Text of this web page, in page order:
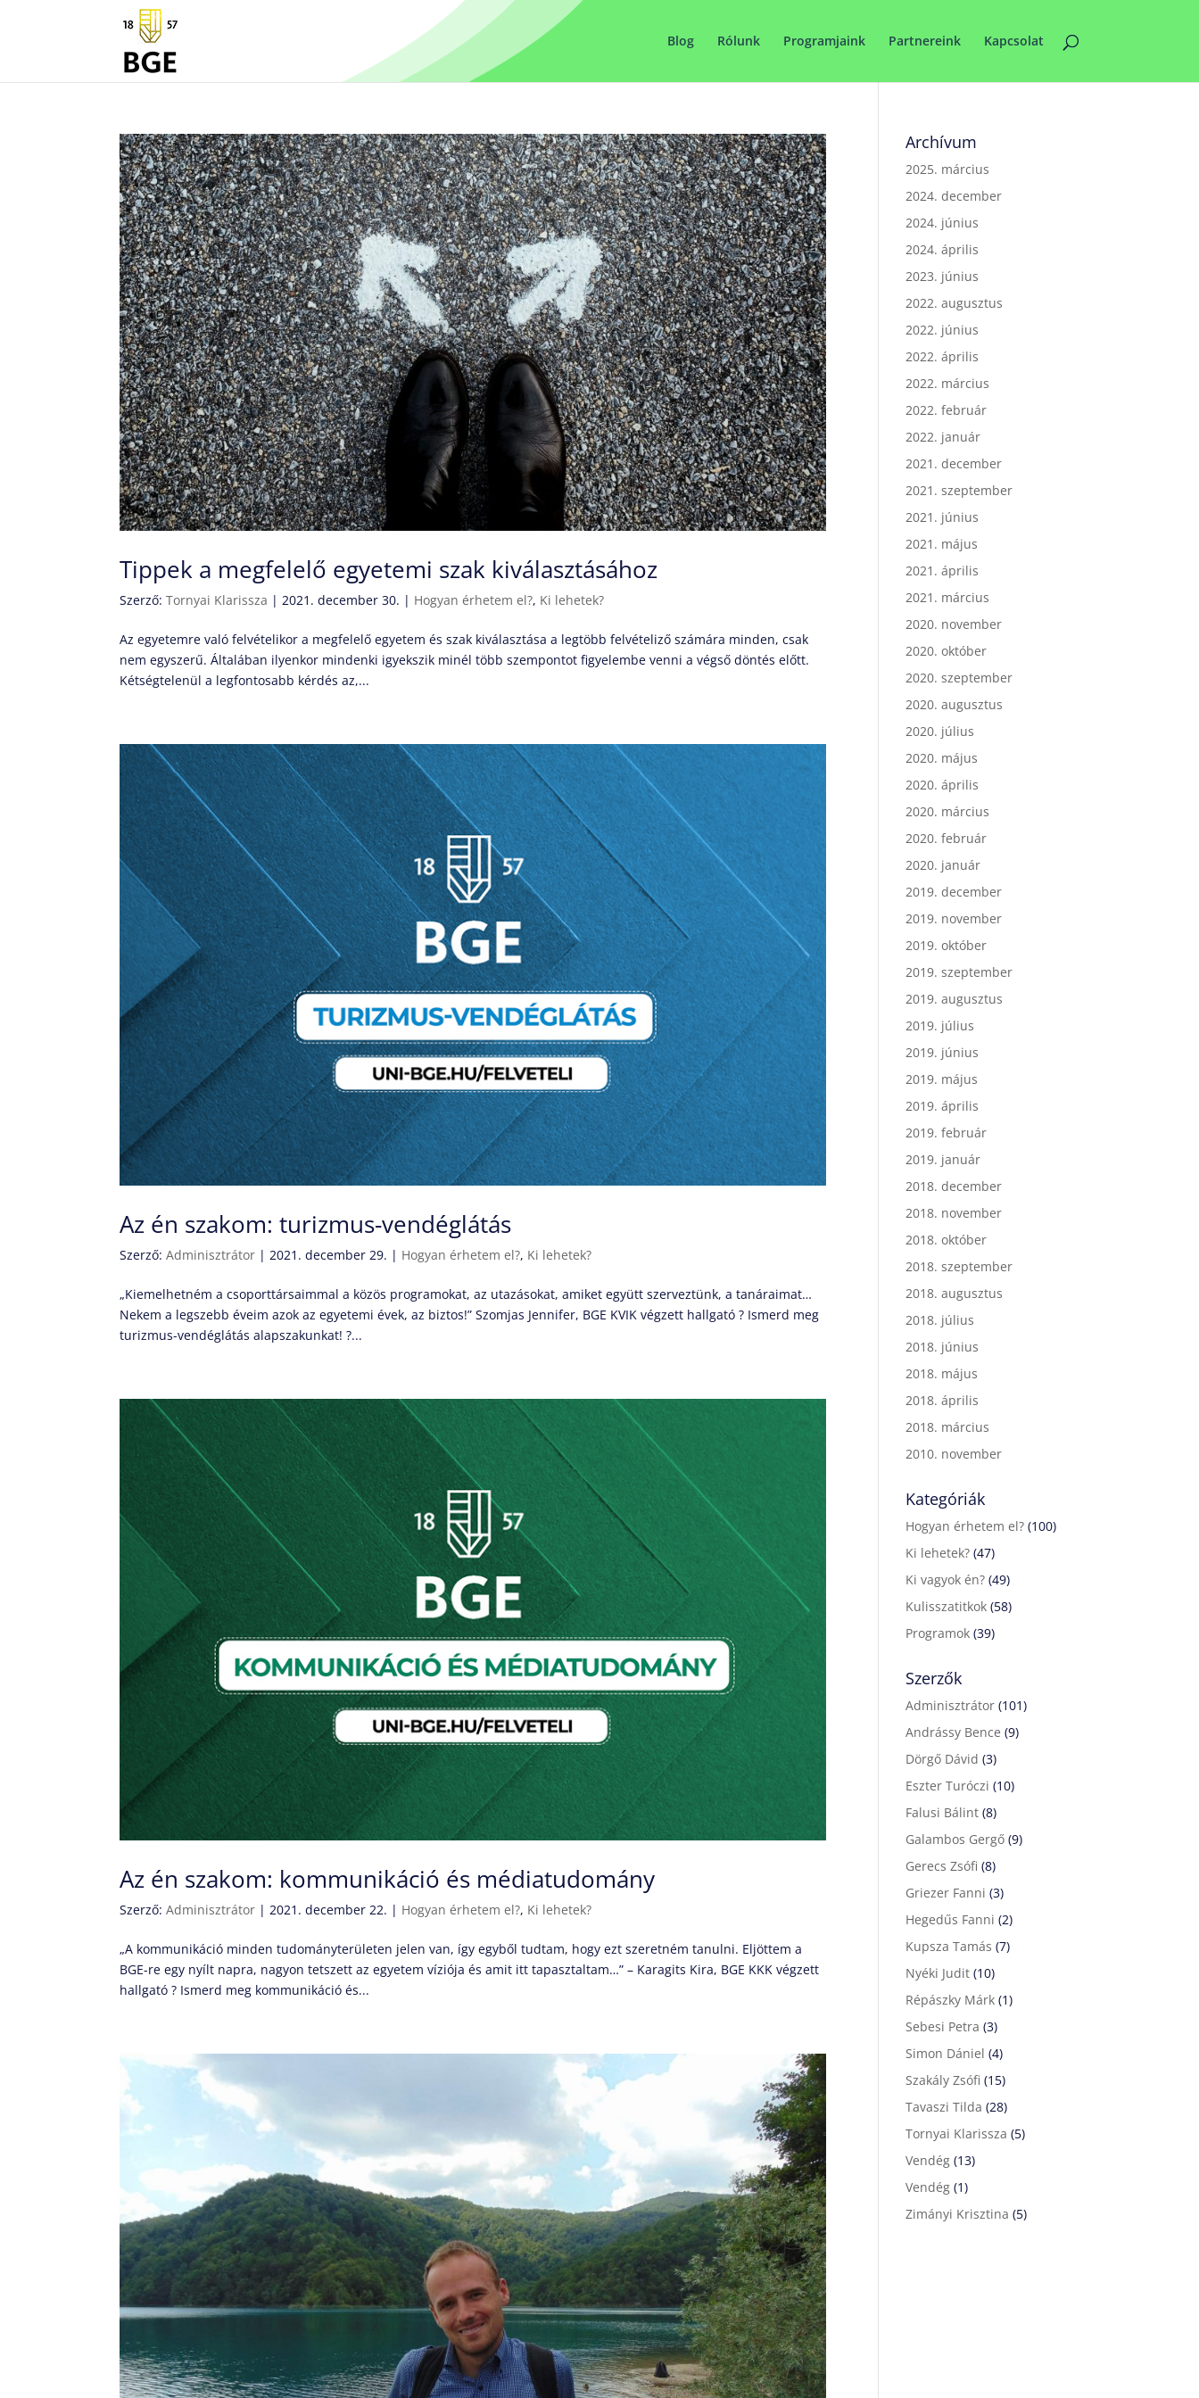
Blog Rólunk Programjaink Partnereink Kapcsolat
Tippek a megfelelő egyetemi szak kiválasztásához
Szerző:Tornyai Klarissza |2021. december 30. | Hogyan érhetem el?, Ki lehetek?
Az egyetemre való felvételikor a megfelelő egyetem és szak kiválasztása a legtöbb felvételiző számára minden, csak
nem egyszerű. Általában ilyenkor mindenki igyekszik minél több szempontot figyelembe venni a végső döntés előtt.
Kétségtelenül a legfontosabb kérdés az,...
Az én szakom: turizmus-vendéglátás
Szerző:Adminisztrátor |2021. december 29. | Hogyan érhetem el?, Ki lehetek?
„Kiemelhetném a csoporttársaimmal a közös programokat, az utazásokat, amiket együtt szerveztünk, a tanáraimat…
Nekem a legszebb éveim azok az egyetemi évek, az biztos!” Szomjas Jennifer, BGE KVIK végzett hallgató ? Ismerd meg
turizmus-vendéglátás alapszakunkat! ?...
Az én szakom: kommunikáció és médiatudomány
Szerző:Adminisztrátor | 2021. december 22. | Hogyan érhetem el?, Ki lehetek?
„A kommunikáció minden tudományterületen jelen van, így egyből tudtam, hogy ezt szeretném tanulni. Eljöttem a
BGE-re egy nyílt napra, nagyon tetszett az egyetem víziója és amit itt tapasztaltam…” – Karagits Kira, BGE KKK végzett
hallgató ? Ismerd meg kommunikáció és...
Archívum
2025. március
2024. december
2024. június
2024. április
2023. június
2022. augusztus
2022. június
2022. április
2022. március
2022. február
2022. január
2021. december
2021. szeptember
2021. június
2021. május
2021. április
2021. március
2020. november
2020. október
2020. szeptember
2020. augusztus
2020. július
2020. május
2020. április
2020. március
2020. február
2020. január
2019. december
2019. november
2019. október
2019. szeptember
2019. augusztus
2019. július
2019. június
2019. május
2019. április
2019. február
2019. január
2018. december
2018. november
2018. október
2018. szeptember
2018. augusztus
2018. július
2018. június
2018. május
2018. április
2018. március
2010. november
Kategóriák
Hogyan érhetem el? (100)
Ki lehetek? (47)
Ki vagyok én? (49)
Kulisszatitkok (58)
Programok (39)
Szerzők
Adminisztrátor (101)
Andrássy Bence (9)
Dörgő Dávid (3)
Eszter Turóczi (10)
Falusi Bálint (8)
Galambos Gergő (9)
Gerecs Zsófi (8)
Griezer Fanni (3)
Hegedűs Fanni (2)
Kupsza Tamás (7)
Nyéki Judit (10)
Répászky Márk (1)
Sebesi Petra (3)
Simon Dániel (4)
Szakály Zsófi (15)
Tavaszi Tilda (28)
Tornyai Klarissza (5)
Vendég (13)
Vendég (1)
Zimányi Krisztina (5)